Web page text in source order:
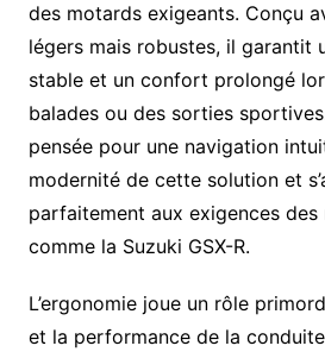
des motards exigeants. Conçu
légers mais robustes, il garantit
stable et un confort prolongé
balades ou des sorties
pensée pour une navigation
modernité de cette solution et
parfaitement aux exigences
comme la Suzuki GSX-R.
L’ergonomie joue un rôle
et la performance de la